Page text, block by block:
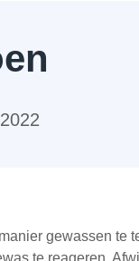
gewassen te
te reageren.